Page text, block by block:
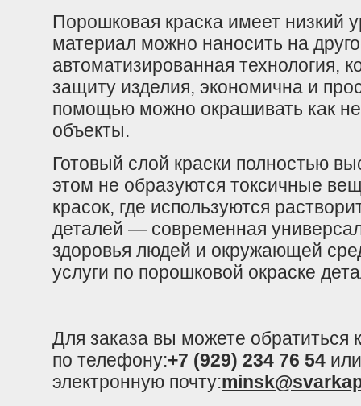
Порошковая краска имеет низкий
материал можно наносить на
автоматизированная технология,
защиту изделия, экономична и
помощью можно окрашивать как
объекты.
Готовый слой краски полностью
этом не образуются токсичные
красок, где используются
деталей — современная
здоровья людей и окружающей
услуги по порошковой окраске
Для заказа вы можете
по телефону:+7 (929) 234 76 54
электронную почту: